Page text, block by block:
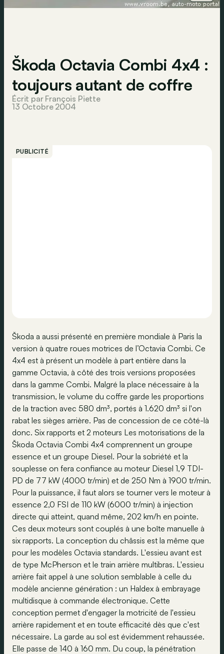
Škoda Octavia Combi 4x4 :
toujours autant de coffre
Écrit par François Piette
13 Octobre 2004
PUBLICITÉ
Škoda a aussi présenté en première mondiale à Paris la
version à quatre roues motrices de l’Octavia Combi. Ce
4x4 est à présent un modèle à part entière dans la
gamme Octavia, à côté des trois versions proposées
dans la gamme Combi. Malgré la place nécessaire à la
transmission, le volume du coffre garde les proportions
de la traction avec 580 dm³, portés à 1.620 dm³ si l'on
rabat les sièges arrière. Pas de concession de ce côté-là
donc. Six rapports et 2 moteurs Les motorisations de la
Škoda Octavia Combi 4x4 comprennent un groupe
essence et un groupe Diesel. Pour la sobriété et la
souplesse on fera confiance au moteur Diesel 1,9 TDI-
PD de 77 kW (4000 tr/min) et de 250 Nm à 1900 tr/min.
Pour la puissance, il faut alors se tourner vers le moteur à
essence 2,0 FSI de 110 kW (6000 tr/min) à injection
directe qui atteint, quand même, 202 km/h en pointe.
Ces deux moteurs sont couplés à une boîte manuelle à
six rapports. La conception du châssis est la même que
pour les modèles Octavia standards. L'essieu avant est
de type McPherson et le train arrière multibras. L'essieu
arrière fait appel à une solution semblable à celle du
modèle ancienne génération : un Haldex à embrayage
multidisque à commande électronique. Cette
conception permet d'engager la motricité de l'essieu
arrière rapidement et en toute efficacité dès que c'est
nécessaire. La garde au sol est évidemment rehaussée.
Elle passe de 140 à 160 mm. Du coup, la pénétration